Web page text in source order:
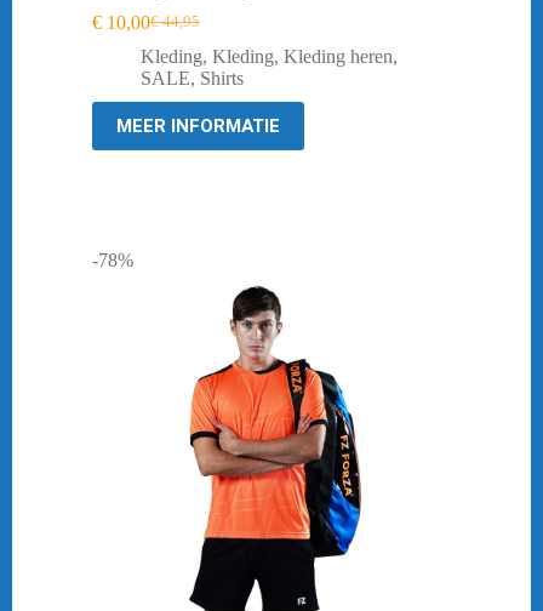
€44,95
Oorspronkelijke
prijs
was:
€ 10,00Huidige
prijs
is:
Kleding, Kleding, Kleding heren,
SALE, Shirts
MEER INFORMATIE
-78%